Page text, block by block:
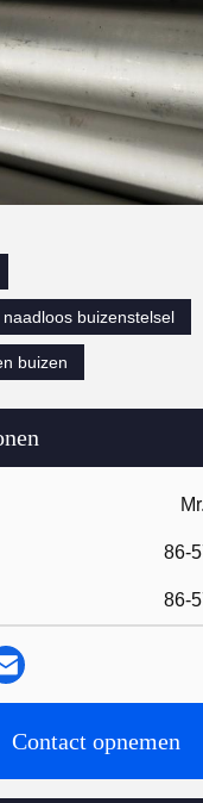
86-
86-
Contact opnemen
buizenstelsel
buizen